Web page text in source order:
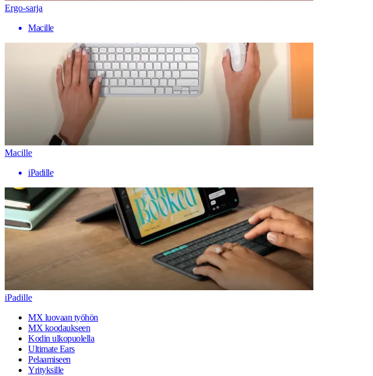
Ergo-sarja
Macille
Macille
iPadille
iPadille
MX luovaan työhön
MX koodaukseen
Kodin ulkopuolella
Ultimate Ears
Pelaamiseen
Yrityksille